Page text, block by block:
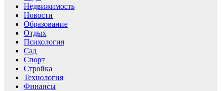
Недвижимость
Новости
Образование
Отдых
Психология
Сад
Спорт
Стройка
Технология
Финансы